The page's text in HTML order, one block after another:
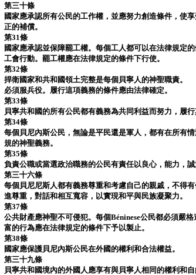
第三十條
國家應承認所有公民的工作權，並應努力創造條件，使
正的補償。
第31條
國家應承認並保障罷工權。每個工人都可以在法律規定
工會行動。罷工權應在法律規定的條件下行使。
第32條
捍衛國家和共和國領土完整是每個貝寧人的神聖職責。
必須服兵役。履行這項義務的條件應由法律確定。
第33條
貝寧共和國的所有公民都有義務為共同利益而努力，履
第34條
每個貝尼內斯公民，無論是平民還是軍人，都有在所有
規的神聖義務。
第35條
負責公職或當選政治職務的公民有責任以良心，能力，
第三十六條
每個貝尼尼斯人都有義務尊重和考慮自己的親戚，不得
進尊重，對話和相互寬容，以實現和平與民族凝聚力。
第37條
公共財產應神聖不可侵犯。每個Béninese公民都必須嚴
富的行為應在法律規定的條件下予以製止。
第38條
國家應保護貝尼內斯公民在外國的權利和合法權益。
第三十九條
貝寧共和國境內的外國人應享有與貝寧人相同的權利和